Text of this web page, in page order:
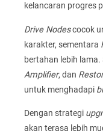
kelancaran progres
Drive Nodescocok
karakter, sementara
bertahan lebih lama.
Amplifier, dan
untuk menghadapi
Dengan strategi
akan terasa lebih